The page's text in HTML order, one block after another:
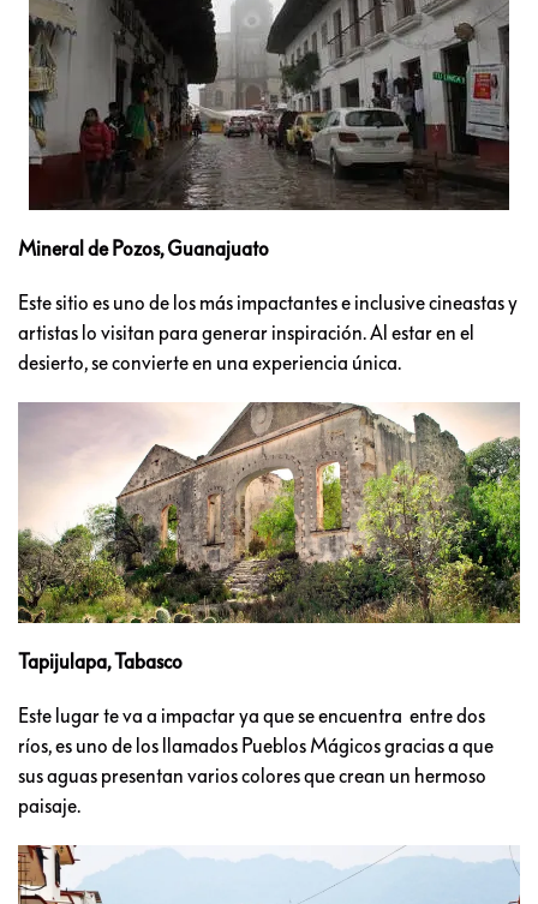
Mineral de Pozos, Guanajuato
Este sitio es uno de los más impactantes e inclusive cineastas y
artistas lo visitan para generar inspiración. Al estar en el
desierto, se convierte en una experiencia única.
Tapijulapa, Tabasco
Este lugar te va a impactar ya que se encuentra entre dos
ríos, es uno de los llamados Pueblos Mágicos gracias a que
sus aguas presentan varios colores que crean un hermoso
paisaje.